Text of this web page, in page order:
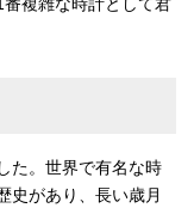
た。世界で有名な時
史があり、長い歳月